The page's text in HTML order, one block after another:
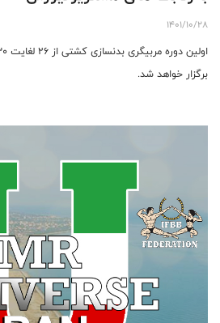
1401/10/28
برگزار خواهد شد.